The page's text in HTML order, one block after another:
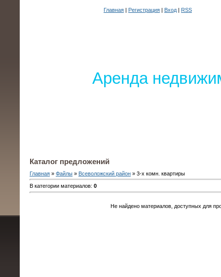
Главная | Регистрация | Вход | RSS
Аренда
Каталог предложений
Главная » Файлы » Всеволожский район » 3-х комн. квартиры
В категории материалов: 0
Не найдено материалов, доступных для